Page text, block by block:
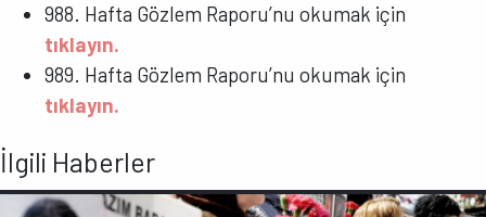
988. Hafta Gözlem Raporu’nu okumak için
tıklayın.
989. Hafta Gözlem Raporu’nu okumak için
tıklayın.
İlgili Haberler